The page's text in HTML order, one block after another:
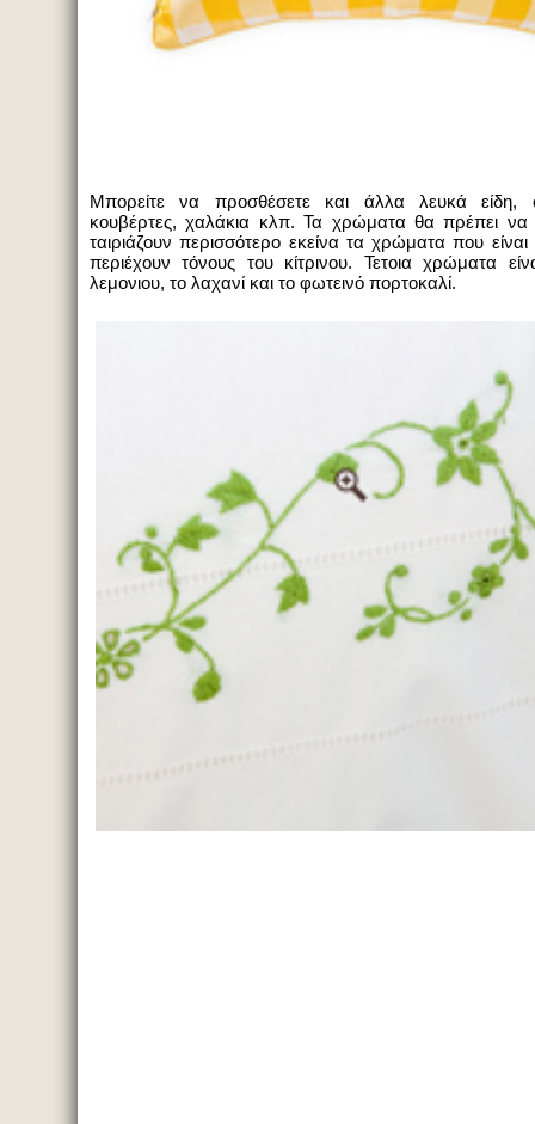
Μπορείτε να προσθέσετε και άλλα λευκά είδη,
κουβέρτες, χαλάκια κλπ. Τα χρώματα θα πρέπει να
ταιριάζουν περισσότερο εκείνα τα χρώματα που
περιέχουν τόνους του κίτρινου. Τετοια χρώματα
λεμονιου, το λαχανί και το φωτεινό πορτοκαλί.